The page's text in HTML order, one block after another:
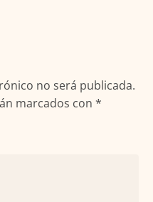
no será publicada.
marcados con *